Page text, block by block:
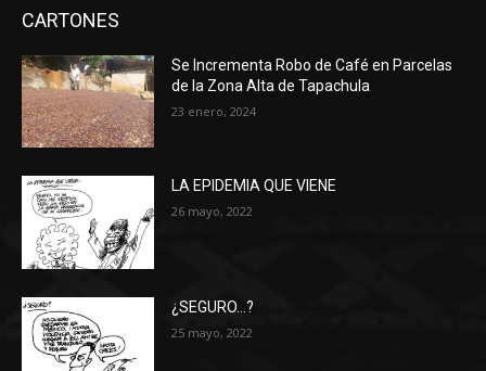
CARTONES
Se Incrementa Robo de Café en Parcelas
de la Zona Alta de Tapachula
23 enero, 2024
LA EPIDEMIA QUE VIENE
26 mayo, 2022
¿SEGURO…?
25 mayo, 2022